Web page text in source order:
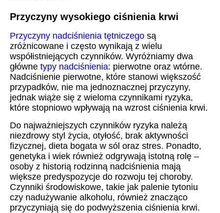
Przyczyny wysokiego ciśnienia krwi
Przyczyny nadciśnienia tętniczego są
zróżnicowane i często wynikają z wielu
współistniejących czynników. Wyróżniamy dwa
główne typy nadciśnienia: pierwotne oraz wtórne.
Nadciśnienie pierwotne, które stanowi większość
przypadków, nie ma jednoznacznej przyczyny,
jednak wiąże się z wieloma czynnikami ryzyka,
które stopniowo wpływają na wzrost ciśnienia krwi.
Do najważniejszych czynników ryzyka należą
niezdrowy styl życia, otyłość, brak aktywności
fizycznej, dieta bogata w sól oraz stres. Ponadto,
genetyka i wiek również odgrywają istotną rolę –
osoby z historią rodzinną nadciśnienia mają
większe predyspozycje do rozwoju tej choroby.
Czynniki środowiskowe, takie jak palenie tytoniu
czy nadużywanie alkoholu, również znacząco
przyczyniają się do podwyższenia ciśnienia krwi.